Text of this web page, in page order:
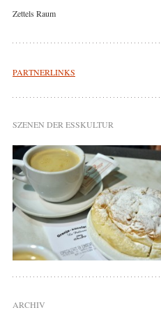
Zettels Raum
PARTNERLINKS
SZENEN DER ESSKULTUR
ARCHIV